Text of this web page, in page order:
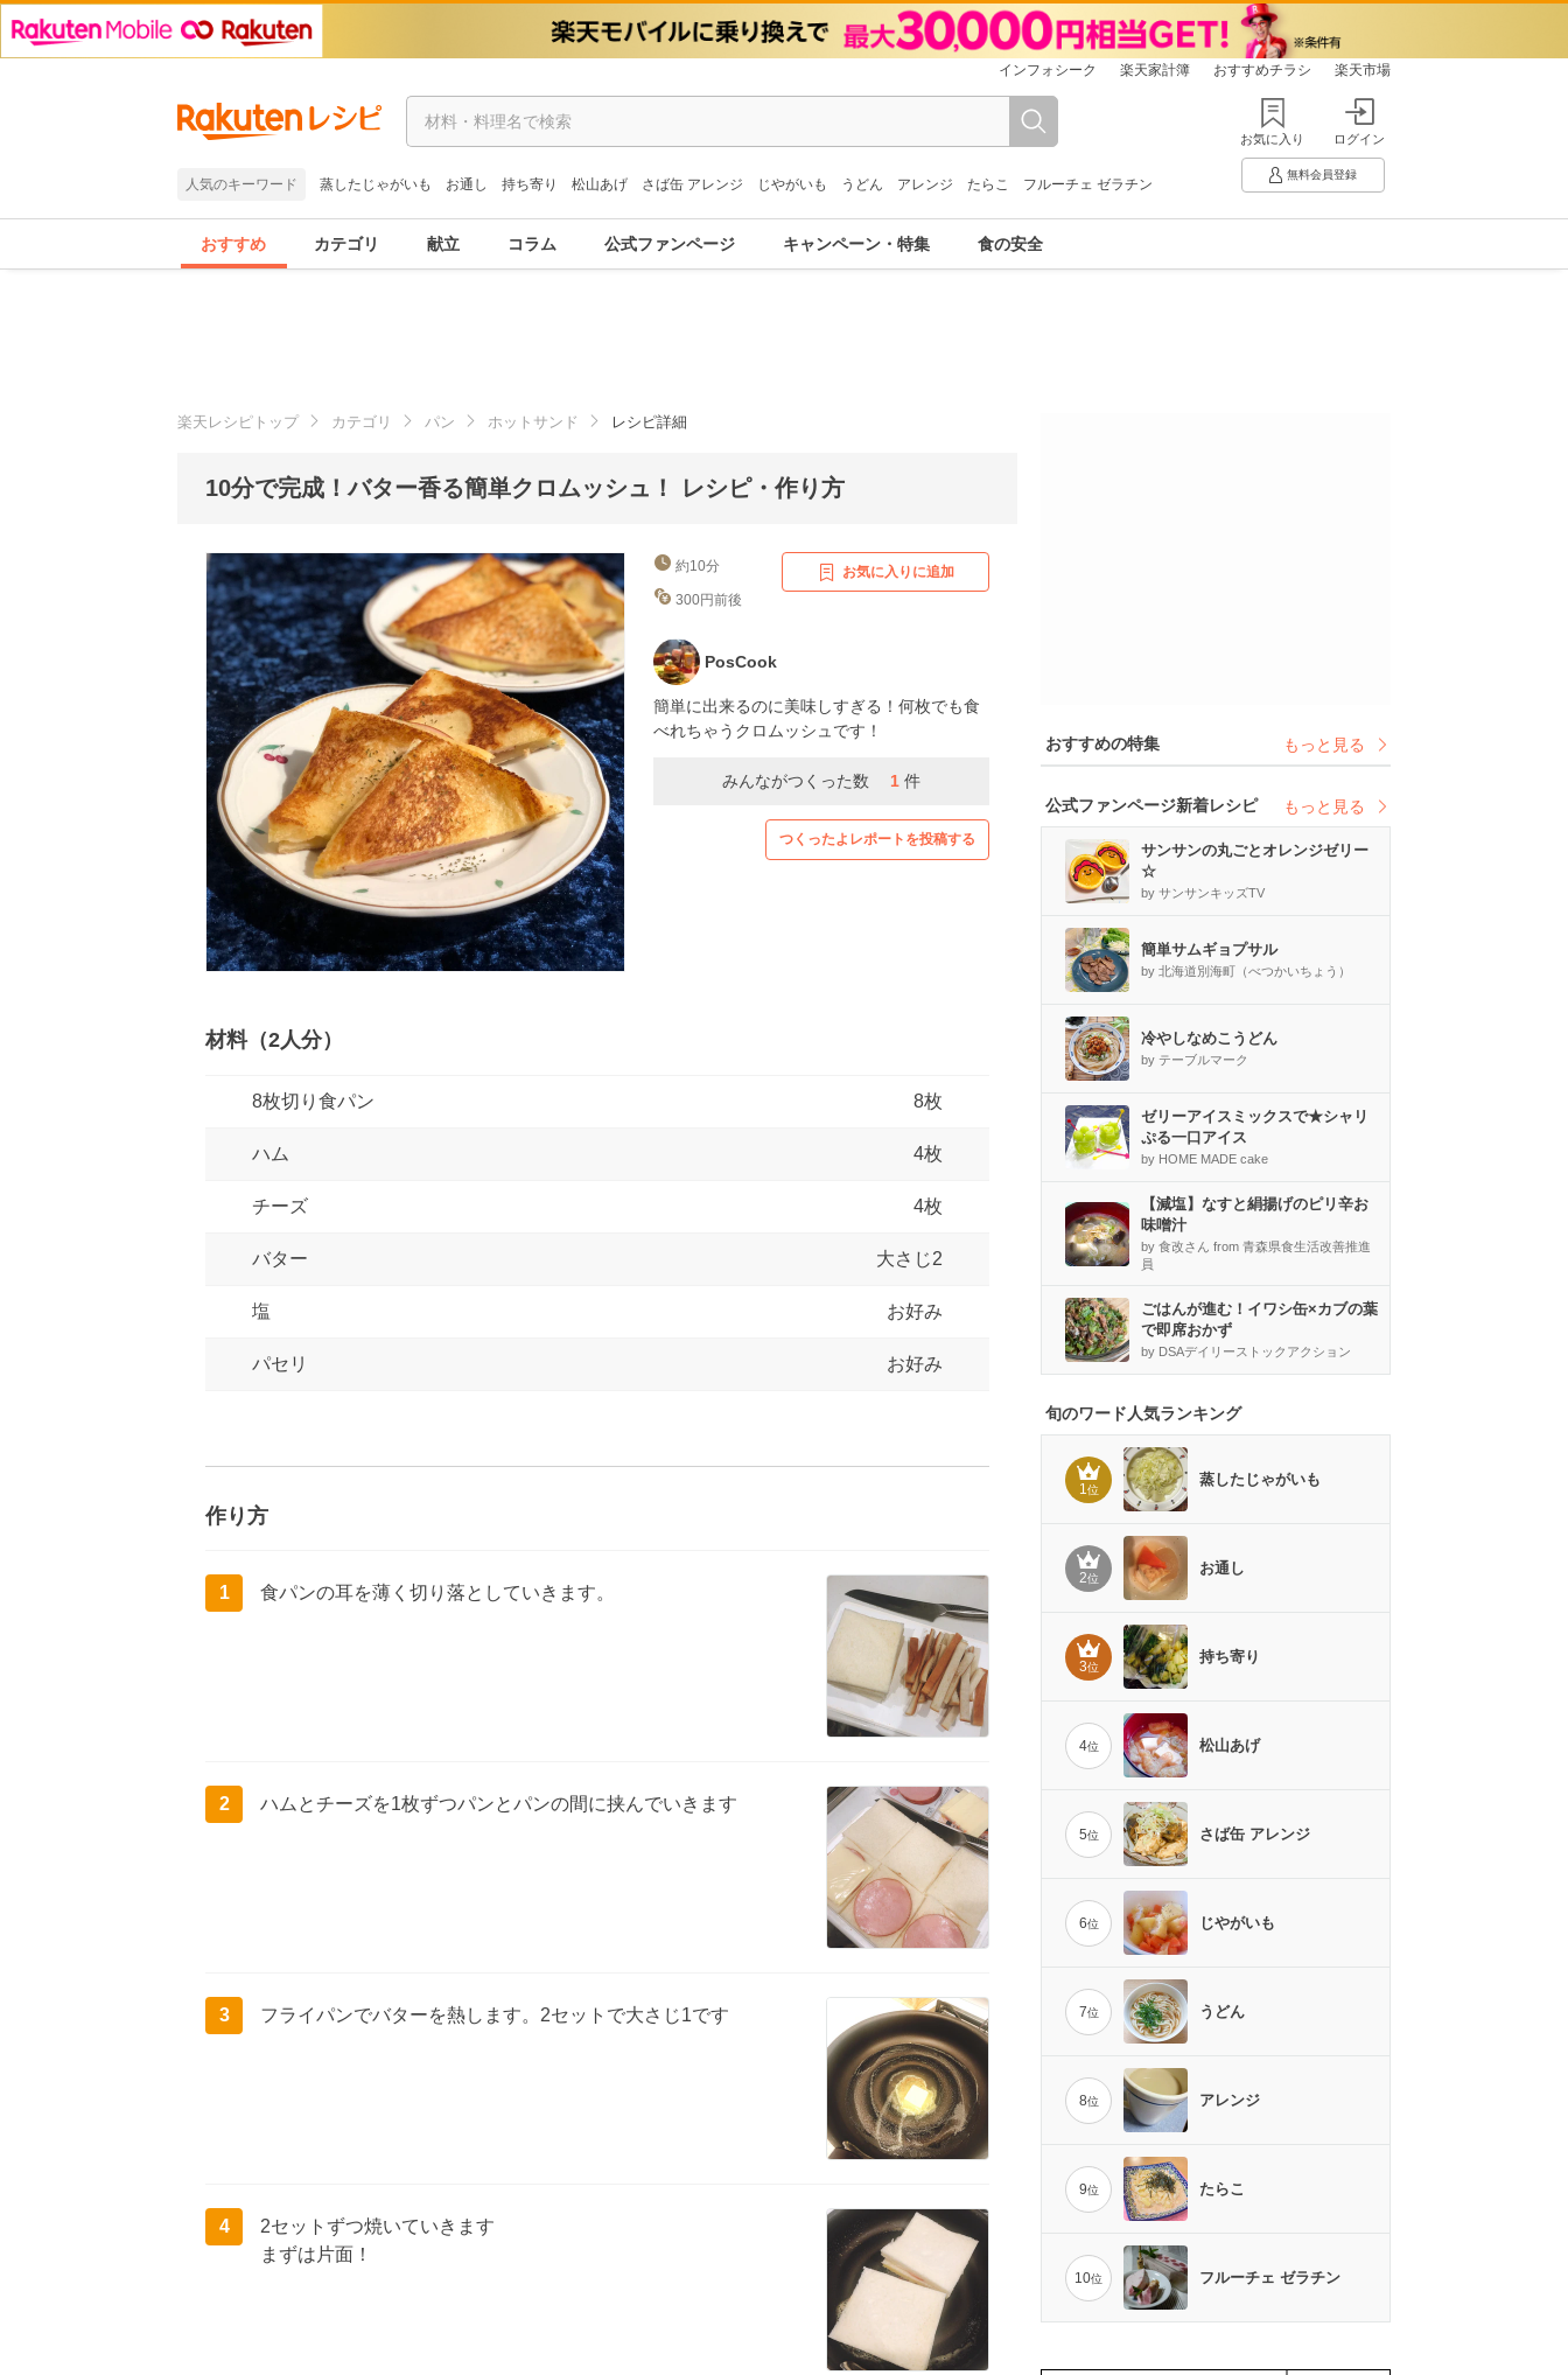
インフォシーク 楽天家計簿 おすすめチラシ 楽天市場
人気のキーワード 蒸したじゃがいも お通し 持ち寄り 松山あげ さば缶 アレンジ じやがいも うどん アレンジ たらこ フルーチェ ゼラチン
お気に入り ログイン
無料会員登録
おすすめ カテゴリ 献立 コラム 公式ファンページ キャンペーン・特集 食の安全
楽天レシピトップ カテゴリ パン ホットサンド レシピ詳細
10分で完成！バター香る簡単クロムッシュ！ レシピ・作り方
約10分
300円前後
お気に入りに追加
PosCook
簡単に出来るのに美味しすぎる！何枚でも食
べれちゃうクロムッシュです！
みんながつくった数 1 件
つくったよレポートを投稿する
材料（2人分）
8枚切り食パン 8枚
ハム 4枚
チーズ 4枚
バター 大さじ2
塩 お好み
パセリ お好み
作り方
1 食パンの耳を薄く切り落としていきます。
2 ハムとチーズを1枚ずつパンとパンの間に挟んでいきます
3 フライパンでバターを熱します。2セットで大さじ1です
4
2セットずつ焼いていきます
まずは片面！
おすすめの特集 もっと見る
公式ファンページ新着レシピ もっと見る
サンサンの丸ごとオレンジゼリー
☆
by サンサンキッズTV
簡単サムギョプサル
by 北海道別海町（べつかいちょう）
冷やしなめこうどん
by テーブルマーク
ゼリーアイスミックスで★シャリ
ぷる一口アイス
by HOME MADE cake
【減塩】なすと絹揚げのピリ辛お
味噌汁
by 食改さん from 青森県食生活改善推進
員
ごはんが進む！イワシ缶×カブの葉
で即席おかず
by DSAデイリーストックアクション
旬のワード人気ランキング
1位
蒸したじゃがいも
2位
お通し
3位
持ち寄り
4位 松山あげ
5位 さば缶 アレンジ
6位 じやがいも
7位 うどん
8位 アレンジ
9位 たらこ
10位 フルーチェ ゼラチン